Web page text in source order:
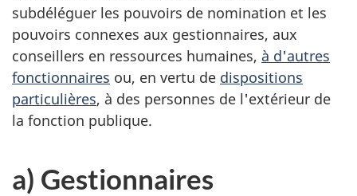
subdéléguer les pouvoirs de nomination et les
pouvoirs connexes aux gestionnaires, aux
conseillers en ressources humaines, à d'autres
fonctionnaires ou, en vertu de dispositions
particulières, à des personnes de l'extérieur de
la fonction publique.
a) Gestionnaires